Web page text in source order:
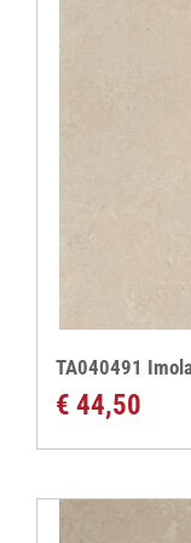
TA040491
€ 44,50